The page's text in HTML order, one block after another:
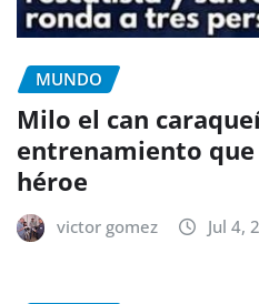
MUNDO
Milo el can
entrenamiento
héroe
victor gomez Jul 4,